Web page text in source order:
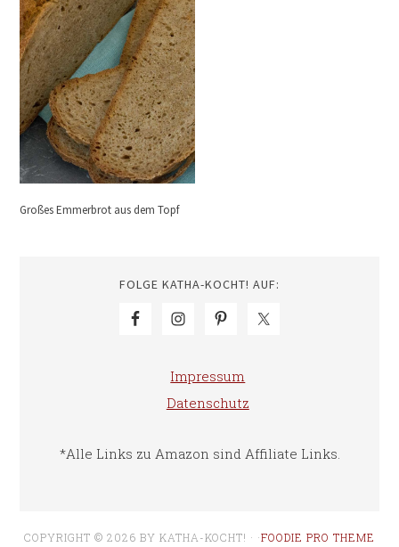
Großes Emmerbrot aus dem Topf
FOLGE KATHA-KOCHT! AUF:
Impressum
Datenschutz
*Alle Links zu Amazon sind Affiliate Links.
COPYRIGHT © 2026 BY KATHA-KOCHT! · ·FOODIE PRO THEME